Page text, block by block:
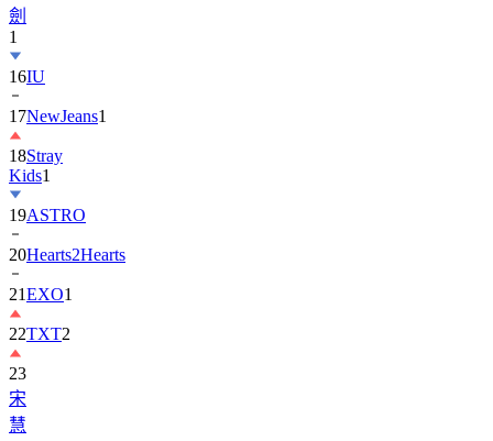
劍
1
16IU
17NewJeans1
18Stray
Kids1
19ASTRO
20Hearts2Hearts
21EXO1
22TXT2
23
宋
慧